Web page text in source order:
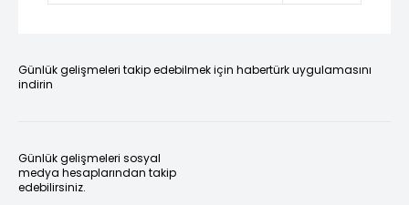
Günlük gelişmeleri takip edebilmek için habertürk uygulamasını
indirin
Günlük gelişmeleri sosyal
medya hesaplarından takip
edebilirsiniz.